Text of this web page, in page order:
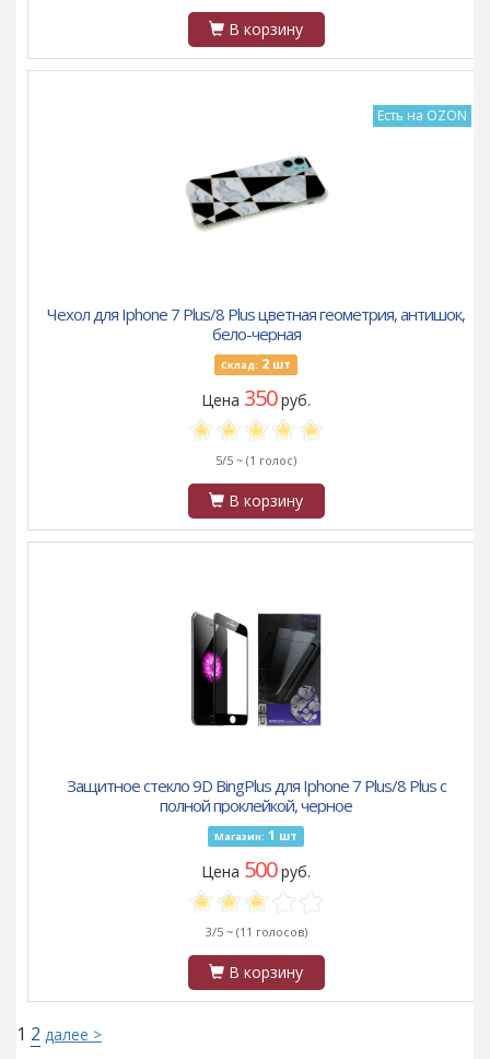
В корзину
Есть на OZON
Чехол для Iphone 7 Plus/8 Plus цветная геометрия, антишок,
бело-черная
Склад: 2 шт
Цена 350руб.
5/5 ~ (1 голос)
В корзину
Защитное стекло 9D BingPlus для Iphone 7 Plus/8 Plus с
полной проклейкой, черное
Магазин: 1 шт
Цена 500руб.
3/5 ~ (11 голосов)
В корзину
1 2 далее >